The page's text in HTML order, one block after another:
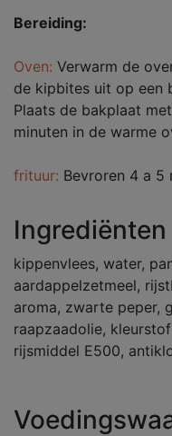
Bereiding:
Oven: Verwarm de
de kipbites uit op een
Plaats de bakplaat
minuten in de warme
frituur: Bevroren 4 a 5
Ingrediënten
kippenvlees, water,
aardappelzetmeel,
aroma, zwarte peper,
raapzaadolie,
rijsmiddel E500,